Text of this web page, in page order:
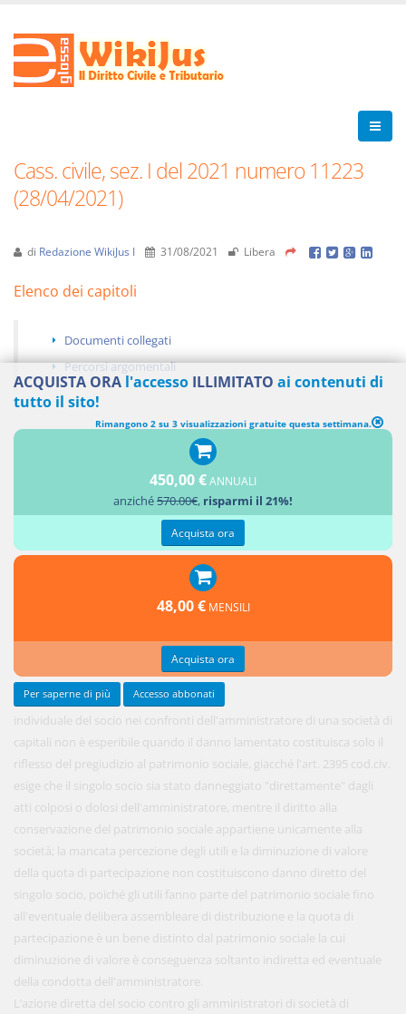
Cass. civile, sez. I del 2021 numero 11223
(28/04/2021)
di Redazione WikiJus I 31/08/2021 Libera
Elenco dei capitoli
Documenti collegati
Percorsi argomentali
individuale del socio nei confronti dell'amministratore di una società di
capitali non è esperibile quando il danno lamentato costituisca solo il
riflesso del pregiudizio al patrimonio sociale, giacché l'art. 2395 cod.civ.
esige che il singolo socio sia stato danneggiato "direttamente" dagli
atti colposi o dolosi dell'amministratore, mentre il diritto alla
conservazione del patrimonio sociale appartiene unicamente alla
società; la mancata percezione degli utili e la diminuzione di valore
della quota di partecipazione non costituiscono danno diretto del
singolo socio, poiché gli utili fanno parte del patrimonio sociale fino
all'eventuale delibera assembleare di distribuzione e la quota di
partecipazione è un bene distinto dal patrimonio sociale la cui
diminuzione di valore è conseguenza soltanto indiretta ed eventuale
della condotta dell'amministratore.
L’azione diretta del socio contro gli amministratori di società di
ACQUISTA ORA l'accesso ILLIMITATO ai contenuti di
tutto il sito!
Rimangono 2 su 3 visualizzazioni gratuite questa settimana.
450,00 €ANNUALI
anziché570.00€, risparmi il 21%!
Acquista ora
48,00 € MENSILI
Acquista ora
Per saperne di più Accesso abbonati